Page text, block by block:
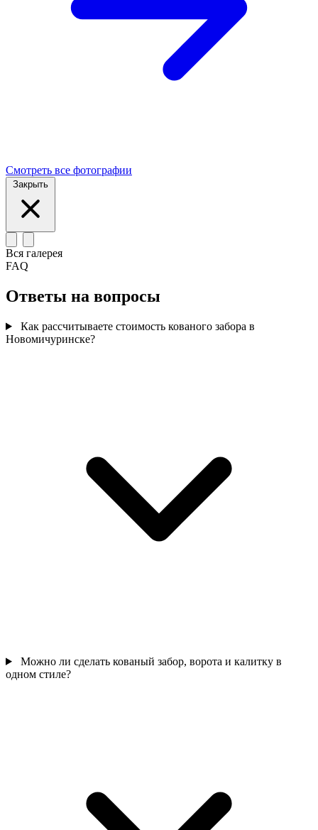
Смотреть все фотографии
Закрыть
Вся галерея
FAQ
Ответы на вопросы
Как рассчитываете стоимость кованого забора в
Новомичуринске?
Можно ли сделать кованый забор, ворота и калитку в
одном стиле?